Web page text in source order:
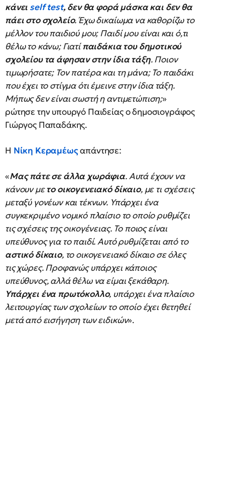
κάνει self test, δεν θα φορά μάσκα και δεν θα
πάει στο σχολείο. Έχω δικαίωμα να καθορίζω το
μέλλον του παιδιού μου; Παιδί μου είναι και ό,τι
θέλω το κάνω; Γιατίπαιδάκια του δημοτικού
σχολείου τα άφησαν στην ίδια τάξη. Ποιον
τιμωρήσατε; Τον πατέρα και τη μάνα; Το παιδάκι
που έχει το στίγμα ότι έμεινε στην ίδια τάξη.
Μήπως δεν είναι σωστή η αντιμετώπιση;»
ρώτησε την υπουργό Παιδείας ο δημοσιογράφος
Γιώργος Παπαδάκης.
Η Νίκη Κεραμέωςαπάντησε:
«Μας πάτε σε άλλα χωράφια. Αυτά έχουν να
κάνουν μετο οικογενειακό δίκαιο, με τι σχέσεις
μεταξύ γονέων και τέκνων. Υπάρχει ένα
συγκεκριμένο νομικό πλαίσιο το οποίο ρυθμίζει
τις σχέσεις της οικογένειας. Το ποιος είναι
υπεύθυνος για το παιδί. Αυτό ρυθμίζεται από το
αστικό δίκαιο, το οικογενειακό δίκαιο σε όλες
τις χώρες. Προφανώς υπάρχει κάποιος
υπεύθυνος, αλλά θέλω να είμαι ξεκάθαρη.
Υπάρχει ένα πρωτόκολλο, υπάρχει ένα πλαίσιο
λειτουργίας των σχολείων το οποίο έχει θετηθεί
μετά από εισήγηση των ειδικών».